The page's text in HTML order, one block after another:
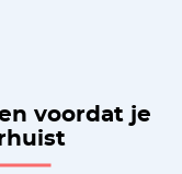
voordat je